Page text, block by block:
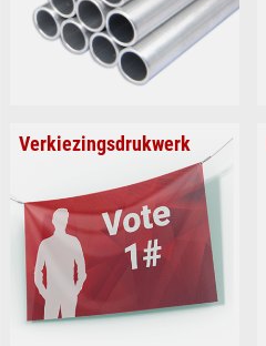
Verkiezingsdrukwerk